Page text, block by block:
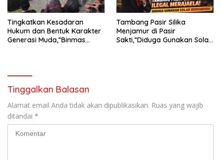
Tingkatkan Kesadaran
Hukum dan Bentuk Karakter
Generasi Muda,”Binmas
Tambang Pasir Silika
Menjamur di Pasir
Sakti,”Diduga Gunakan Solar
Tinggalkan Balasan
Alamat email Anda tidak akan dipublikasikan. Ruas yang wajib
ditandai *